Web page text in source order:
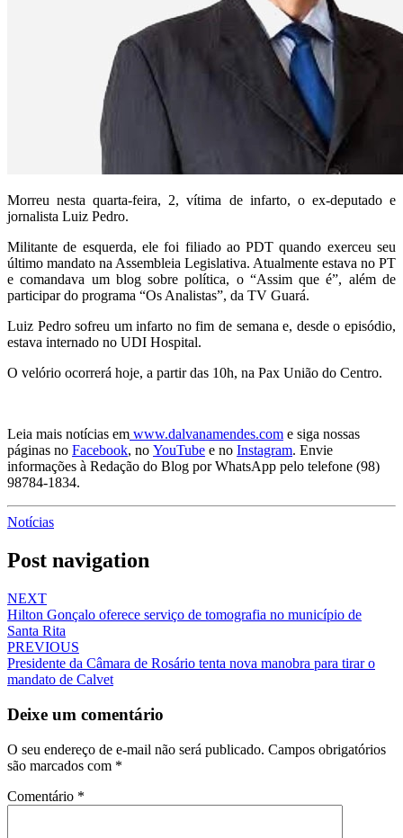
Morreu nesta quarta-feira, 2, vítima de infarto, o ex-deputado e
jornalista Luiz Pedro.
Militante de esquerda, ele foi filiado ao PDT quando exerceu seu
último mandato na Assembleia Legislativa. Atualmente estava no PT
e comandava um blog sobre política, o “Assim que é”, além de
participar do programa “Os Analistas”, da TV Guará.
Luiz Pedro sofreu um infarto no fim de semana e, desde o episódio,
estava internado no UDI Hospital.
O velório ocorrerá hoje, a partir das 10h, na Pax União do Centro.
Leia mais notícias em www.dalvanamendes.com e siga nossas
páginas no Facebook, no YouTube e no Instagram. Envie
informações à Redação do Blog por WhatsApp pelo telefone (98)
98784-1834.
Notícias
Post navigation
NEXT
Hilton Gonçalo oferece serviço de tomografia no município de
Santa Rita
PREVIOUS
Presidente da Câmara de Rosário tenta nova manobra para tirar o
mandato de Calvet
Deixe um comentário
O seu endereço de e-mail não será publicado. Campos obrigatórios
são marcados com *
Comentário *